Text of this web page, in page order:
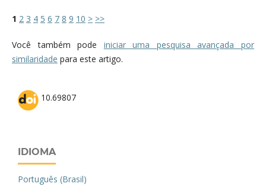
1 2 3 4 5 6 7 8 9 10 > >>
Você também pode iniciar uma pesquisa avançada por
similaridade para este artigo.
10.69807
IDIOMA
Português (Brasil)